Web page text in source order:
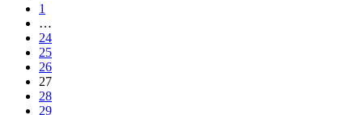
1
…
24
25
26
27
28
29